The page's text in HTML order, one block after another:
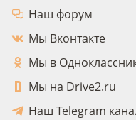
Наш форум
Мы Вконтакте
Мы в
Мы на Drive2.ru
Наш Telegram